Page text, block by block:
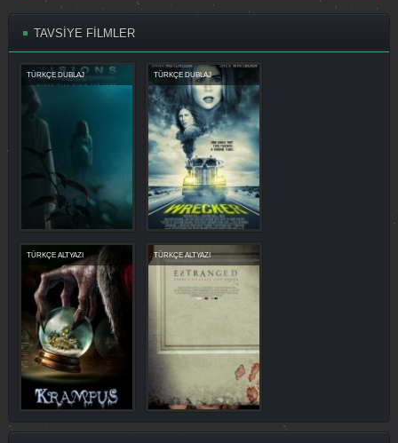
TAVSİYE FİLMLER
TÜRKÇE DUBLAJ TÜRKÇE DUBLAJ
TÜRKÇE ALTYAZI TÜRKÇE ALTYAZI